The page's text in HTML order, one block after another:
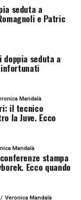
seduta a
e Patric
seduta a
Mandalà
il tecnico
la Juve. Ecco
Mandalà
stampa
Ecco quando
Veronica Mandalà